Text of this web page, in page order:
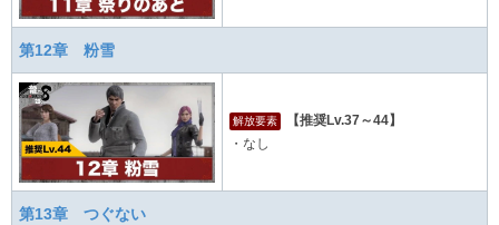
第12章 粉雪
解放要素
【推奨Lv.37～44】
・なし
第13章 つぐない